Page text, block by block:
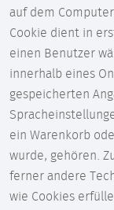
auf dem
Cookie dient in
einen Benutzer
innerhalb eines
gespeicherten
ein Warenkorb
wurde, gehören.
ferner andere
wie Cookies